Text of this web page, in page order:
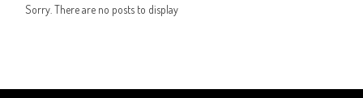
Sorry. There are no posts to display